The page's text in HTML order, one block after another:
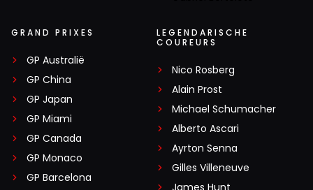
GRAND PRIXES
GP Australië
GP China
GP Japan
GP Miami
GP Canada
GP Monaco
GP Barcelona
LEGENDARISCHE
COUREURS
Nico Rosberg
Alain Prost
Michael Schumacher
Alberto Ascari
Ayrton Senna
Gilles Villeneuve
James Hunt